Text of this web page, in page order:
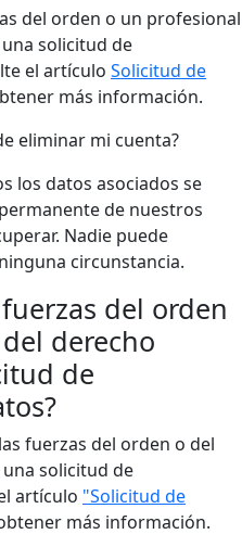
del orden o un profesional
solicitud de
el artículo Solicitud de
más información.
eliminar mi cuenta?
los datos asociados se
de nuestros
Nadie puede
circunstancia.
del orden
derecho
de
fuerzas del orden o del
solicitud de
artículo "Solicitud de
más información.